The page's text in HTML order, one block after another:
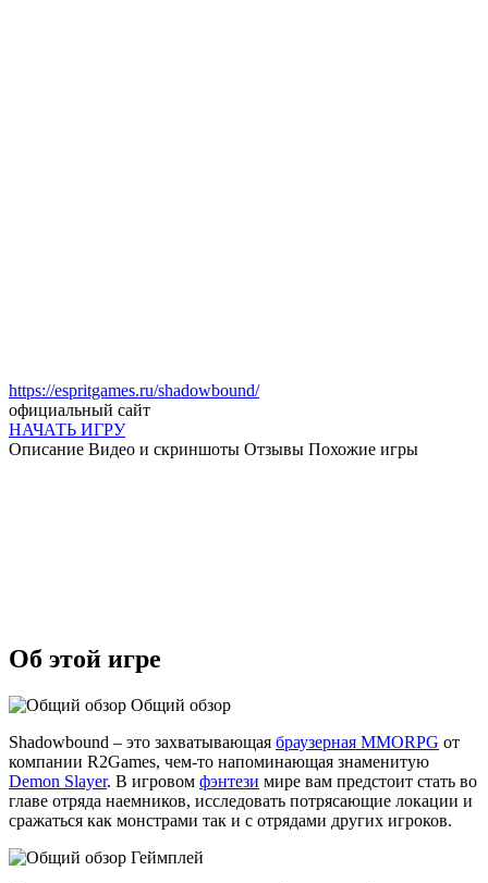
https://espritgames.ru/shadowbound/
официальный сайт
НАЧАТЬ ИГРУ
Описание Видео и скриншоты Отзывы Похожие игры
Об этой игре
Общий обзор
Shadowbound – это захватывающая браузерная MMORPG от
компании R2Games, чем-то напоминающая знаменитую
Demon Slayer. В игровом фэнтези мире вам предстоит стать во
главе отряда наемников, исследовать потрясающие локации и
сражаться как монстрами так и с отрядами других игроков.
Геймплей